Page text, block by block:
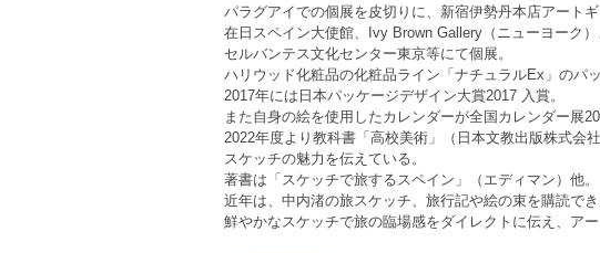
パラグアイでの個展を皮切りに、新宿伊勢丹本店アート
在日スペイン大使館、Ivy Brown Gallery（ニューヨーク）
セルバンテス文化センター東京等にて個展。
ハリウッド化粧品の化粧品ライン「ナチュラルEx」のパ
2017年には日本パッケージデザイン大賞2017 入賞。
また自身の絵を使用したカレンダーが全国カレンダー展
2022年度より教科書「高校美術」（日本文教出版株式会
スケッチの魅力を伝えている。
著書は「スケッチで旅するスペイン」（エディマン）他。
近年は、中内渚の旅スケッチ、旅行記や絵の束を購読で
鮮やかなスケッチで旅の臨場感をダイレクトに伝え、ア